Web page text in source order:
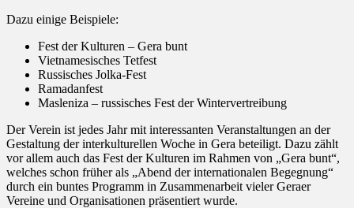
Dazu einige Beispiele:
Fest der Kulturen – Gera bunt
Vietnamesisches Tetfest
Russisches Jolka-Fest
Ramadanfest
Masleniza – russisches Fest der Wintervertreibung
Der Verein ist jedes Jahr mit interessanten Veranstaltungen an der
Gestaltung der interkulturellen Woche in Gera beteiligt. Dazu zählt
vor allem auch das Fest der Kulturen im Rahmen von „Gera bunt“,
welches schon früher als „Abend der internationalen Begegnung“
durch ein buntes Programm in Zusammenarbeit vieler Geraer
Vereine und Organisationen präsentiert wurde.